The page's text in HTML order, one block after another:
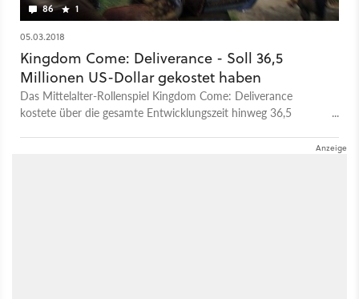
86 1
05.03.2018
Kingdom Come: Deliverance - Soll 36,5
Millionen US-Dollar gekostet haben
Das Mittelalter-Rollenspiel Kingdom Come: Deliverance
kostete über die gesamte Entwicklungszeit hinweg 36,5